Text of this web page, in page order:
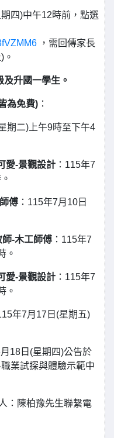
四)中午12時前，點選
，需回傳家長
升國一學生。
為免費) ：
期二)上午9時至下午4
愛-景觀設計 ：115年7
傅 ：115年7月10日
-木工師傅 ：115年7
。
愛-景觀設計 ：115年7
。
年7月17日(星期五)
18日(星期四)公告於
業試探與體驗示範中
：陳柏豫先生聯繫電